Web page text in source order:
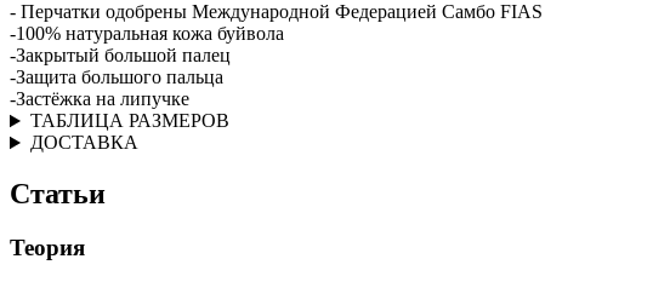
- Перчатки одобрены Международной Федерацией Самбо FIAS
-100% натуральная кожа буйвола
-Закрытый большой палец
-Защита большого пальца
-Застёжка на липучке
ТАБЛИЦА РАЗМЕРОВ
ДОСТАВКА
Статьи
Теория